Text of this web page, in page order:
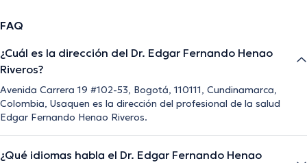
FAQ
¿Cuál es la dirección del Dr. Edgar Fernando Henao
Riveros?
Avenida Carrera 19 #102-53, Bogotá, 110111, Cundinamarca,
Colombia, Usaquen es la dirección del profesional de la salud
Edgar Fernando Henao Riveros.
¿Qué idiomas habla el Dr. Edgar Fernando Henao